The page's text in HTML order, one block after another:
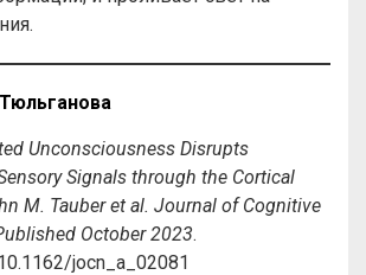
Тюльганова
Unconsciousness Disrupts
Signals through the Cortical
M. Tauber et al. Journal of Cognitive
October 2023.
jocn_a_02081